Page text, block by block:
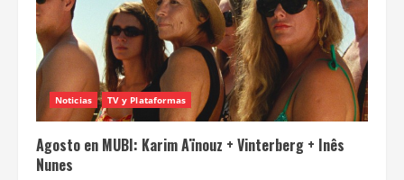
Noticias TV y Plataformas
Agosto en MUBI: Karim Aïnouz + Vinterberg + Inês
Nunes